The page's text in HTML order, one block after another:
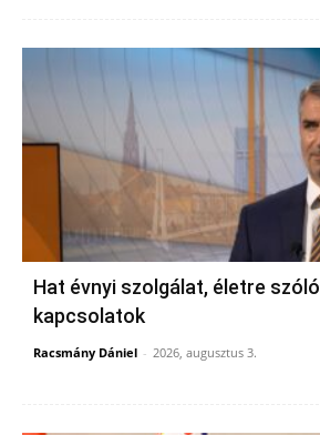
Hat évnyi szolgálat, életre szóló
kapcsolatok
Racsmány Dániel - 2026, augusztus 3.